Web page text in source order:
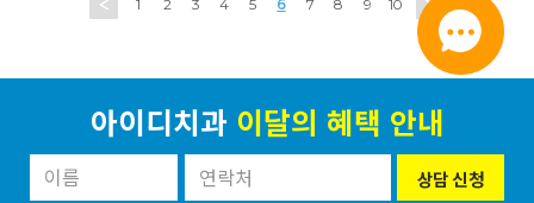
1 2 3 4 5 6 7 8 9 10
아이디치과 이달의 혜택 안내